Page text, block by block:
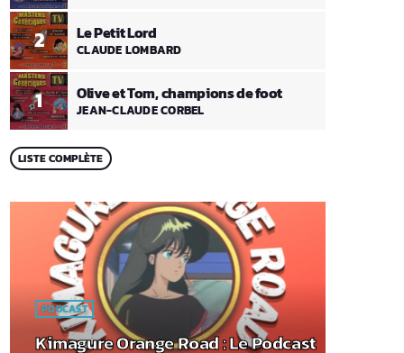
1 Olive et Tom, champions de foot
JEAN-CLAUDE CORBEL
2 Le Petit Lord
CLAUDE LOMBARD
LISTE COMPLÈTE
PODCAST
Kimagure Orange Road : Le Podcast